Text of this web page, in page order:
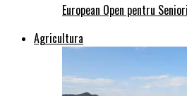
European Open pentru
Agricultura